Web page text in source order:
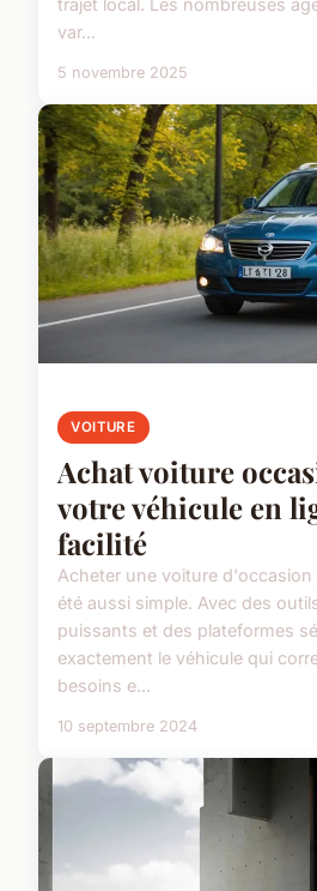
var...
5 novembre 2025
VOITURE
Achat voiture
votre véhicule en
facilité
Acheter une voiture d'occasion
été aussi simple. Avec des
puissants et des plateformes
exactement le véhicule qui
besoins e...
10 septembre 2024